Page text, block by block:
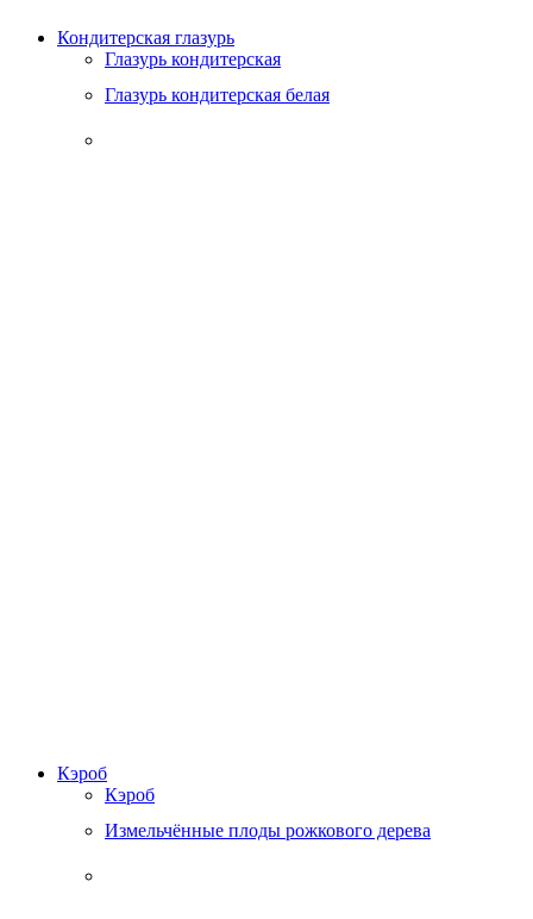
Кондитерская глазурь
Глазурь кондитерская
Глазурь кондитерская белая
Кэроб
Кэроб
Измельчённые плоды рожкового дерева